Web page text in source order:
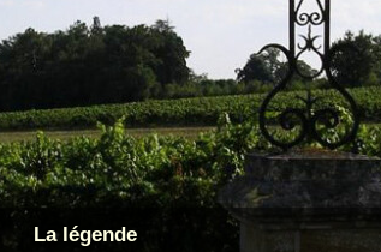
La légende